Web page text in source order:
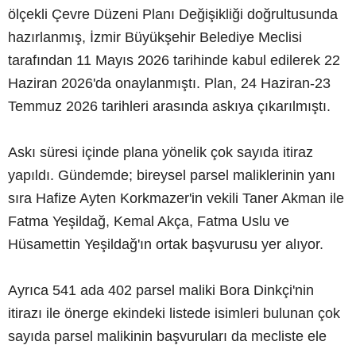
ölçekli Çevre Düzeni Planı Değişikliği doğrultusunda
hazırlanmış, İzmir Büyükşehir Belediye Meclisi
tarafından 11 Mayıs 2026 tarihinde kabul edilerek 22
Haziran 2026'da onaylanmıştı. Plan, 24 Haziran-23
Temmuz 2026 tarihleri arasında askıya çıkarılmıştı.
Askı süresi içinde plana yönelik çok sayıda itiraz
yapıldı. Gündemde; bireysel parsel maliklerinin yanı
sıra Hafize Ayten Korkmazer'in vekili Taner Akman ile
Fatma Yeşildağ, Kemal Akça, Fatma Uslu ve
Hüsamettin Yeşildağ'ın ortak başvurusu yer alıyor.
Ayrıca 541 ada 402 parsel maliki Bora Dinkçi'nin
itirazı ile önerge ekindeki listede isimleri bulunan çok
sayıda parsel malikinin başvuruları da mecliste ele